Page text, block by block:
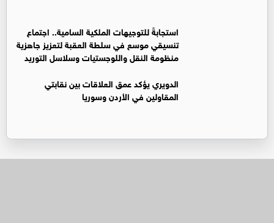
استجابةً للتوجيهات الملكية السامية.. اجتماع
تنسيقي موسع في سلطة العقبة لتعزيز جاهزية
منظومة النقل واللوجستيات وسلاسل التوريد
الدويري يؤكد عمق العلاقات بين نقابتي
المقاولين في الأردن وسوريا